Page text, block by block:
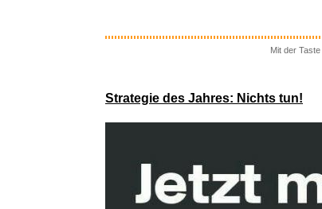
Mit der Taste
Strategie des Jahres: Nichts tun!